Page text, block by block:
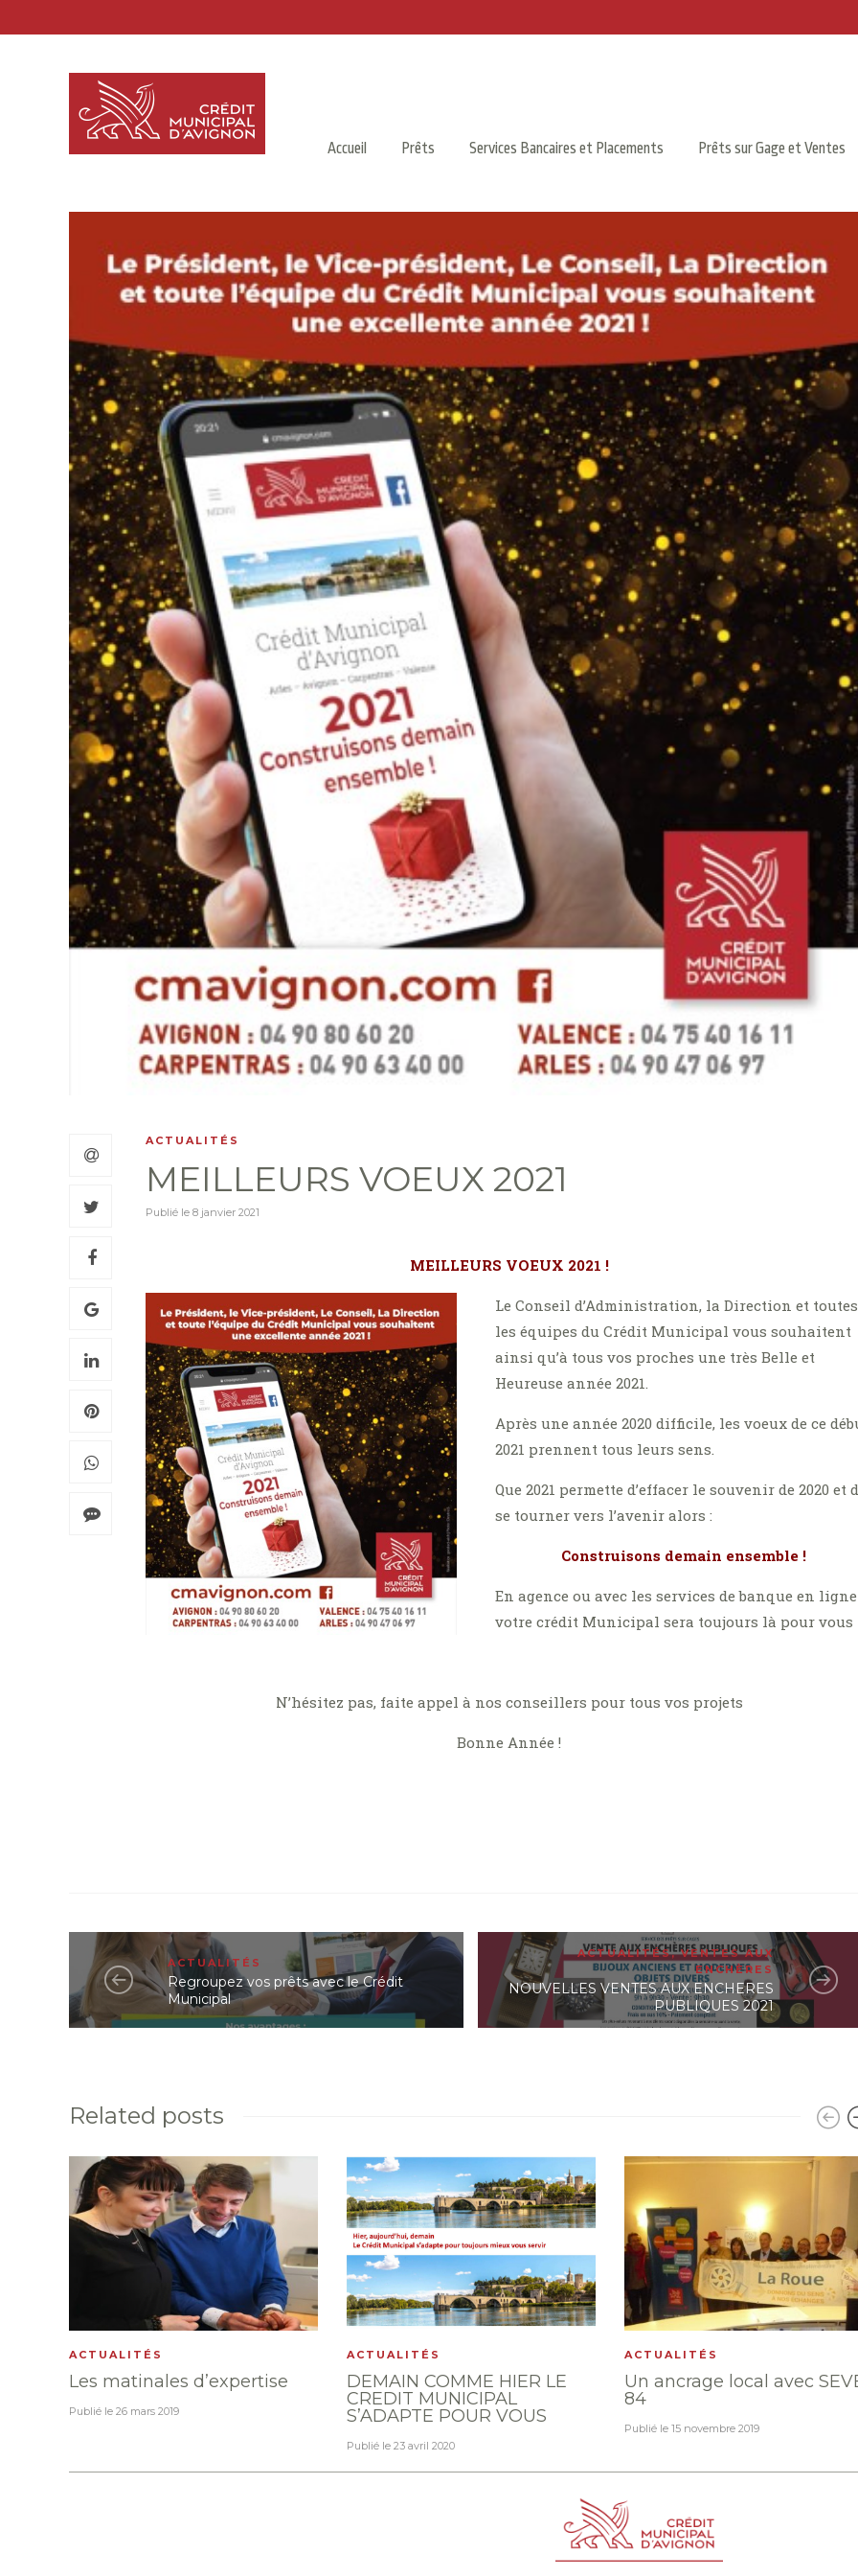
Accueil Prêts Services Bancaires et Placements Prêts sur Gage et Ventes
ACTUALITÉS
MEILLEURS VOEUX 2021
Publié le 8 janvier 2021
MEILLEURS VOEUX 2021 !
Le Conseil d’Administration, la Direction et toutes
les équipes du Crédit Municipal vous souhaitent
ainsi qu’à tous vos proches une très Belle et
Heureuse année 2021.
Après une année 2020 difficile, les voeux de ce
2021 prennent tous leurs sens.
Que 2021 permette d’effacer le souvenir de 2020 et
se tourner vers l’avenir alors :
Construisons demain ensemble !
En agence ou avec les services de banque en ligne
votre crédit Municipal sera toujours là pour vous
N’hésitez pas, faite appel à nos conseillers pour tous vos projets
Bonne Année !
ACTUALITÉS
Regroupez vos prêts avec le Crédit
Municipal
ACTUALITÉS,VENTES AUX
ENCHÈRES
NOUVELLES VENTES AUX ENCHERES
PUBLIQUES 2021
Related posts
ACTUALITÉS
Les matinales d’expertise
Publié le 26 mars 2019
ACTUALITÉS
DEMAIN COMME HIER LE
CREDIT MUNICIPAL
S’ADAPTE POUR VOUS
Publié le 23 avril 2020
ACTUALITÉS
Un ancrage local avec
84
Publié le 15 novembre 2019